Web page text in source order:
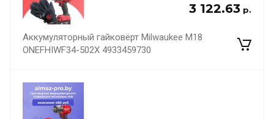
3 122.63 р.
Аккумуляторный гайковёрт Milwaukee M18
ONEFHIWF34-502X 4933459730